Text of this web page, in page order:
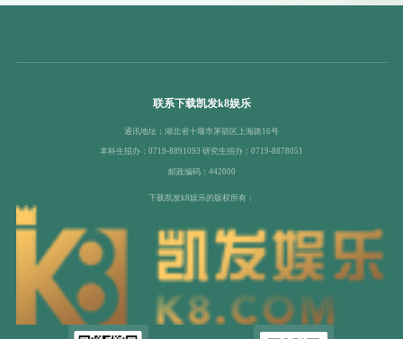
联系下载凯发k8娱乐
通讯地址：湖北省十堰市茅箭区上海路16号
本科生招办：0719-8891093 研究生招办：0719-8878051
邮政编码：442000
下载凯发k8娱乐的版权所有：